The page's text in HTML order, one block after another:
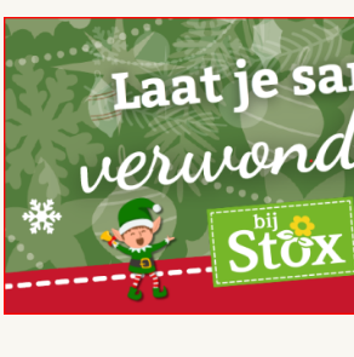
advertisement